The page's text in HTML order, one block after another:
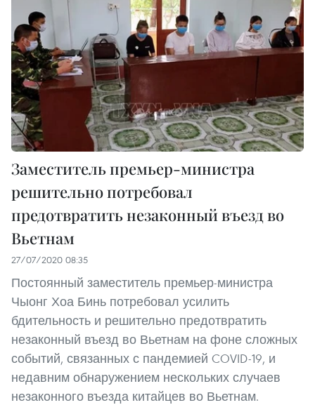
Заместитель премьер-министра
решительно потребовал
предотвратить незаконный въезд во
Вьетнам
27/07/2020 08:35
Постоянный заместитель премьер-министра
Чыонг Хоа Бинь потребовал усилить
бдительность и решительно предотвратить
незаконный въезд во Вьетнам на фоне сложных
событий, связанных с пандемией COVID-19, и
недавним обнаружением нескольких случаев
незаконного въезда китайцев во Вьетнам.